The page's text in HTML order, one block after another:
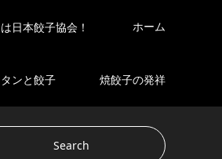
日本餃子協会！ ホーム
ンと餃子 焼餃子の発祥